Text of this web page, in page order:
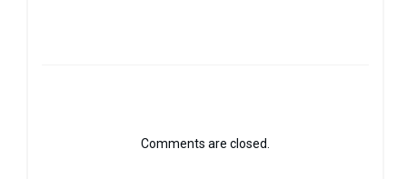
Comments are closed.